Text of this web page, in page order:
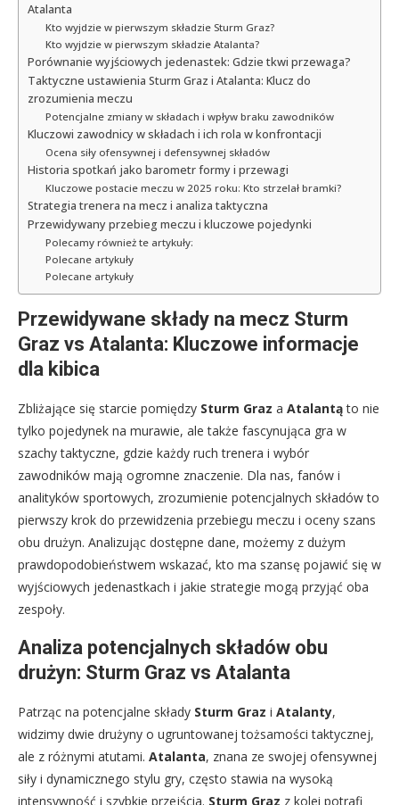
Atalanta
Kto wyjdzie w pierwszym składzie Sturm Graz?
Kto wyjdzie w pierwszym składzie Atalanta?
Porównanie wyjściowych jedenastek: Gdzie tkwi przewaga?
Taktyczne ustawienia Sturm Graz i Atalanta: Klucz do
zrozumienia meczu
Potencjalne zmiany w składach i wpływ braku zawodników
Kluczowi zawodnicy w składach i ich rola w konfrontacji
Ocena siły ofensywnej i defensywnej składów
Historia spotkań jako barometr formy i przewagi
Kluczowe postacie meczu w 2025 roku: Kto strzelał bramki?
Strategia trenera na mecz i analiza taktyczna
Przewidywany przebieg meczu i kluczowe pojedynki
Polecamy również te artykuły:
Polecane artykuły
Polecane artykuły
Przewidywane składy na mecz Sturm
Graz vs Atalanta: Kluczowe informacje
dla kibica
Zbliżające się starcie pomiędzy Sturm Graz a Atalantąto nie
tylko pojedynek na murawie, ale także fascynująca gra w
szachy taktyczne, gdzie każdy ruch trenera i wybór
zawodników mają ogromne znaczenie. Dla nas, fanów i
analityków sportowych, zrozumienie potencjalnych składów to
pierwszy krok do przewidzenia przebiegu meczu i oceny szans
obu drużyn. Analizując dostępne dane, możemy z dużym
prawdopodobieństwem wskazać, kto ma szansę pojawić się w
wyjściowych jedenastkach i jakie strategie mogą przyjąć oba
zespoły.
Analiza potencjalnych składów obu
drużyn: Sturm Graz vs Atalanta
Patrząc na potencjalne składy Sturm Graz i Atalanty,
widzimy dwie drużyny o ugruntowanej tożsamości taktycznej,
ale z różnymi atutami. Atalanta, znana ze swojej ofensywnej
siły i dynamicznego stylu gry, często stawia na wysoką
intensywność i szybkie przejścia. Sturm Graz z kolei potrafi